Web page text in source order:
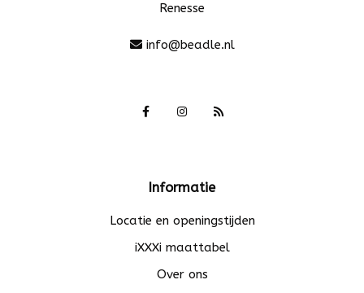
Renesse
info@beadle.nl
Informatie
Locatie en openingstijden
iXXXi maattabel
Over ons